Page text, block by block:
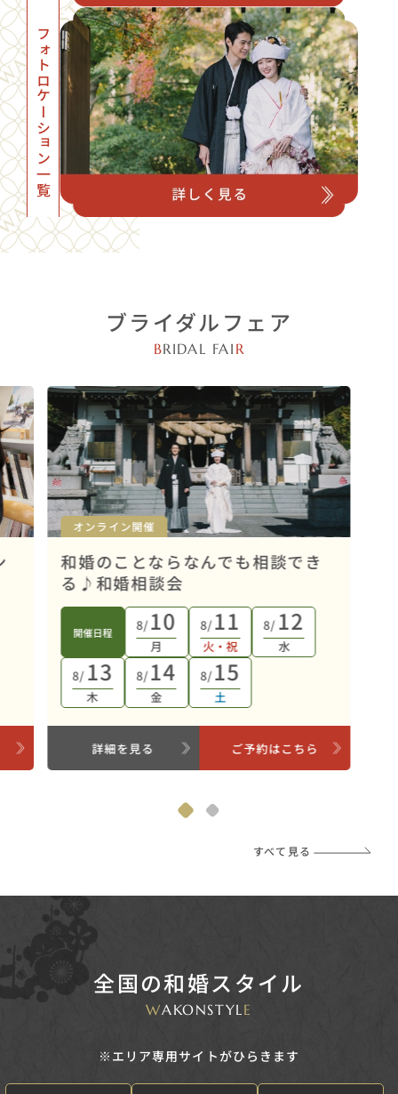
フォトロケーション一覧
ブライダルフェア
BRIDAL FAI R
オンライン開催
和婚のことならなんでも相談でき
る♪和婚相談会
開催日程 8/10
月
8/11
火・祝
8/ 12
水
8/ 13
木
8/14
金
8/15
土
詳細を見る ご予約はこちら
すべて見る
全国の和婚スタイル
WAKONSTYLE
※エリア専用サイトがひらきます